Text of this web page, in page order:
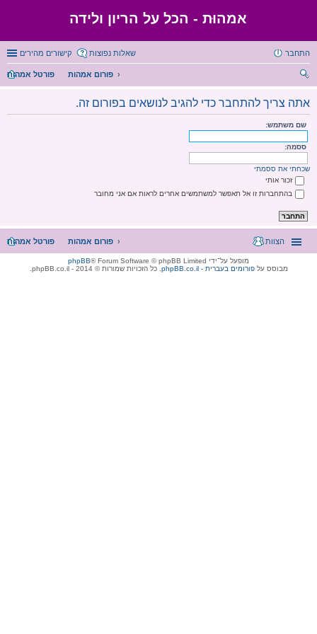
אמהוּת - הכל על הריון ולידה
קישורים מהירים שאלות נפוצות התחבר
פורטל אמהות
פורום אמהות
ש
אתה צריך להתחבר כדי להגיב לנושאים בפורום זה.
שם משתמש:
ססמה:
שכחתי את ססמתי
זכור אותי
בהתחברות זו אל תאפשר למשתמשים אחרים לראות אם אני מחובר
פורטל אמהות פורום אמהות הצוות
מופעל על־ידי phpBB® Forum Software © phpBB Limited
מבוסס עלphpBB.co.il - פורומים בעברית . כל הזכויות שמורות © 2014 - phpBB.co.il.